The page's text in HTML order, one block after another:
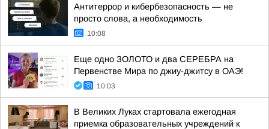
Антитеррор и кибербезопасность — не
просто слова, а необходимость
10:08
Еще одно ЗОЛОТО и два СЕРЕБРА на
Первенстве Мира по джиу-джитсу в ОАЭ!
10:03
В Великих Луках стартовала ежегодная
приемка образовательных учреждений к